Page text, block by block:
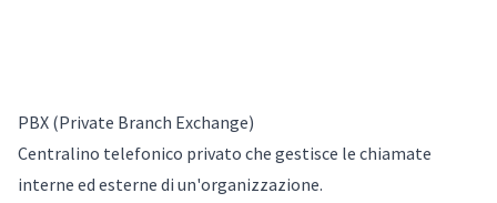
PBX (Private Branch Exchange)
Centralino telefonico privato che gestisce le chiamate
interne ed esterne di un'organizzazione.